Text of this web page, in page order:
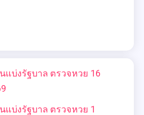
แบ่งรัฐบาล ตรวจหวย 16
แบ่งรัฐบาล ตรวจหวย 1